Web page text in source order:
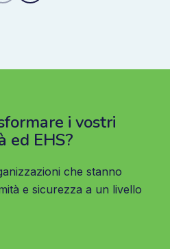
i vostri
ed EHS?
che stanno
e sicurezza a un livello